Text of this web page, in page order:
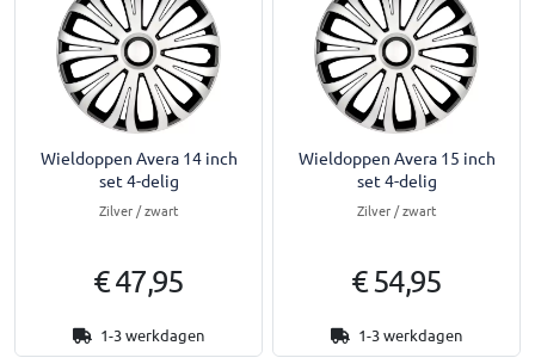
Wieldoppen Avera 14 inch
set 4-delig
Zilver / zwart
€ 47,95
1-3 werkdagen
Wieldoppen Avera 15 inch
set 4-delig
Zilver / zwart
€ 54,95
1-3 werkdagen